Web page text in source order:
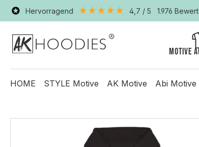
Hervorragend 4,7 / 5 1.976
Motive
HOME STYLE Motive AK Motive Abi Motive